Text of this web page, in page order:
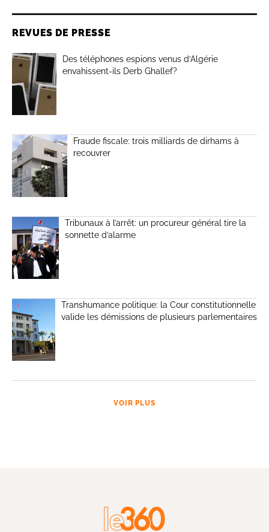
REVUES DE PRESSE
Des téléphones espions venus d’Algérie
envahissent-ils Derb Ghallef?
Fraude fiscale: trois milliards de dirhams à
recouvrer
Tribunaux à l’arrêt: un procureur général tire la
sonnette d’alarme
Transhumance politique: la Cour constitutionnelle
valide les démissions de plusieurs parlementaires
VOIR PLUS